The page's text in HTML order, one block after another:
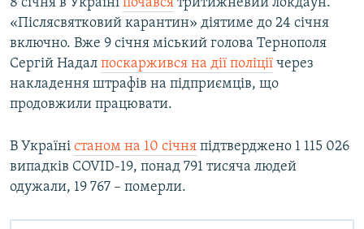
«Післясвятковий карантин» діятиме до 24 січня
включно. Вже 9 січня міський голова Тернополя
Сергій Надал поскаржився на дії поліції через
накладення штрафів на підприємців, що
продовжили працювати.
В Україні станом на 10 січня підтверджено 1 115 026
випадків COVID-19, понад 791 тисяча людей
одужали, 19 767 – померли.